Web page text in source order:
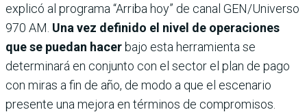
explicó al programa “Arriba hoy” de canal GEN/Universo
970 AM. Una vez definido el nivel de operaciones
que se puedan hacerbajo esta herramienta se
determinará en conjunto con el sector el plan de pago
con miras a fin de año, de modo a que el escenario
presente una mejora en términos de compromisos.